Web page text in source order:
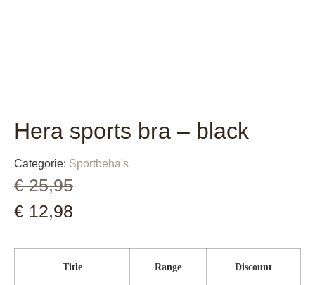
Hera sports bra – black
Categorie: Sportbeha's
€25,95
€ 12,98
Title Range Discount